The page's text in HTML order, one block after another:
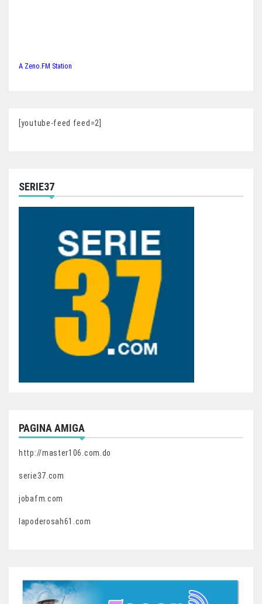
A Zeno.FM Station
[youtube-feed feed=2]
SERIE37
PAGINA AMIGA
http://master106.com.do
serie37.com
jobafm.com
lapoderosah61.com